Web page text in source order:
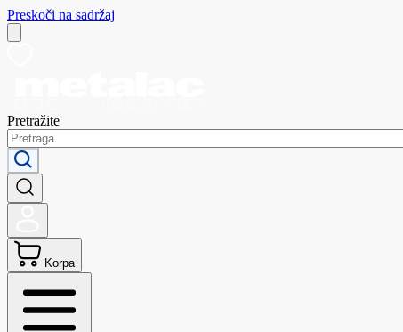
Preskoči na sadržaj
Pretražite
Korpa